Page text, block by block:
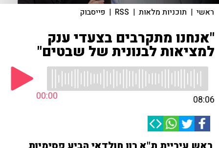
ראשי | תוכניות מלאות |
RSS
| פייסבוק
"אנחנו מתקרבים בצעדי ענק
למציאות לבנונית של שבטים"
00:00 08:06